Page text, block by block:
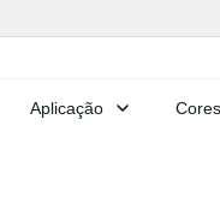
Aplicação